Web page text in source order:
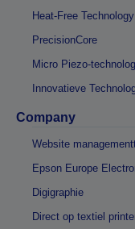
Heat-Free Technology
PrecisionCore
Micro Piezo-
Innovatieve
Company
Website
Epson Europe
Digigraphie
Direct op textiel